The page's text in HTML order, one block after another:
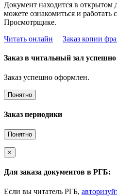
Документ находится в
можете ознакомиться и
Просмотрщике.
Читать онлайн
Заказ копии
Заказ в читальный зал
Заказ успешно оформлен.
Понятно
Заказ периодики
Понятно
×
Для заказа документов в РГБ:
Если вы читатель РГБ,